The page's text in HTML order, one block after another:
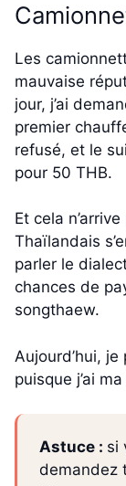
Les
mauvaise
jour, j’ai
premier
refusé, et le
pour 50 THB.
Et cela
Thaïlandais
parler le
chances de
songthaew.
Aujourd’hui,
puisque j’ai
Astuce : si
demandez